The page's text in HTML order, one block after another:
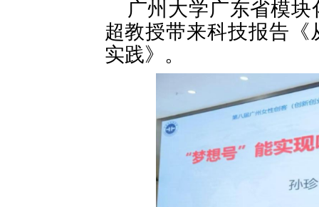
广州大学广东省模
超教授带来科技报告
实践》。